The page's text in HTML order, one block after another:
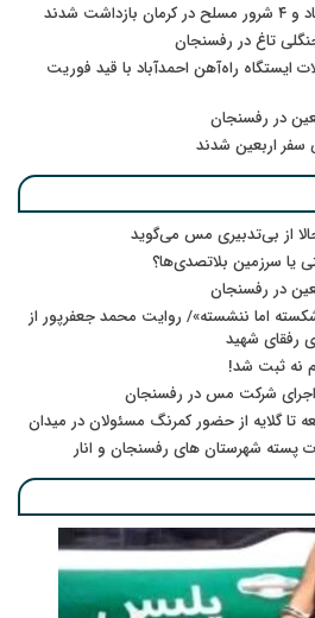
تاغ در رفسنجان
ایستگاه راه‌آهن احمدآباد با قید فوریت
در رفسنجان
از بی‌تدبیری مس می‌گوید
یا سرزمین بلاتصدی‌ها؟
در رفسنجان
اما ننشسته»/ روایت محمد جعفرپور از
نه ثبت شد!
اجرای شرکت مس در رفسنجان
تا گلایه از حضور کمرنگ مسئولان در میدان
پسته شهرستان های رفسنجان و انار